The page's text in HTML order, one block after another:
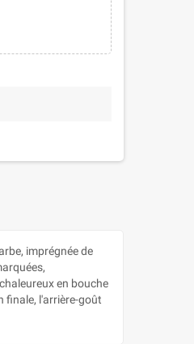
imprégnée de
en bouche
finale, l'arrière-goût